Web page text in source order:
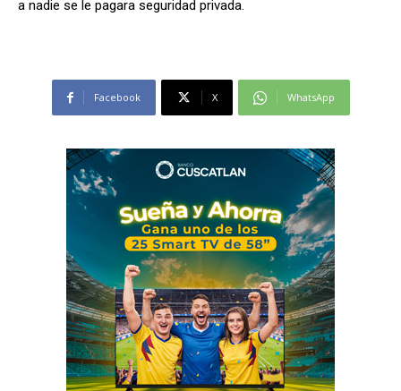
a nadie se le pagara seguridad privada.
Facebook X WhatsApp